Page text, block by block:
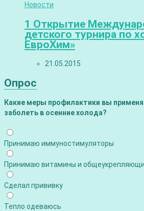
Новости
1 Открытие
детского турнира по
ЕвроХим»
21.05.2015
Опрос
Какие меры профилактики вы
заболеть в осенние холода?
Принимаю иммуностимуляторы
Принимаю витамины и
Сделал прививку
Тепло одеваюсь